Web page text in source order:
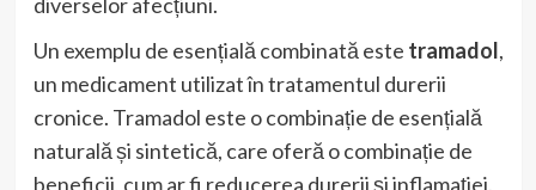
Un exemplu de esențială combinată este tramadol,
un medicament utilizat în tratamentul durerii
cronice. Tramadol este o combinație de esențială
naturală și sintetică, care oferă o combinație de
beneficii, cum ar fi reducerea durerii și inflamației.